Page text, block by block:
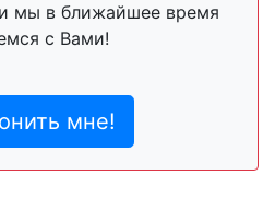
мы в ближайшее время
с Вами!
мне!